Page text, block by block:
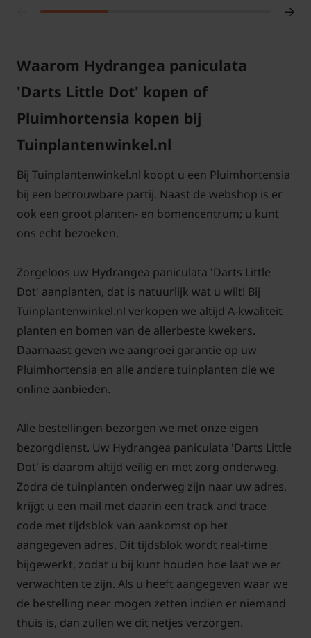
U kunt de Hortensia 'Dart's Little Dot' het beste in
halfschaduw. Deze heester is goed winterhard. In de
bloeitijd verschijnen er bij de Hydrangea paniculata
'Dart's Little Dot' witte bloemen op stevige takken.
Hoe kan ik Hydrangea paniculata
De Hydrangea paniculata 'Dart's Little Dot'
verdraagt forse snoei in het het vroege voorjaar.
Vaak is de beste tijd eind maart. De plant kunt u
dan weer uitlopen met nieuwe uitlopers waar weer
de mooie witte pluimen op gevormd gaan worden.
De Hortensia Dart's Little Dot' is een kleinblijvende
pluimhortensia.
Mag de Hortensia 'Dart's Little Dot'
in de zon staan?
Hortensia 'Dart's Little Dot'. Heel belangrijk is om
deze heester vroeg in het voorjaar tot op het oude
hout af te knippen.
Waarom Hydrangea paniculata
'Darts Little Dot' kopen of
Pluimhortensia kopen bij
Tuinplantenwinkel.nl
Bij Tuinplantenwinkel.nl koopt u een Pluimhortensia
bij een betrouwbare partij. Naast de webshop is er
ook een groot planten- en bomencentrum; u kunt
ons echt bezoeken.
Zorgeloos uw Hydrangea paniculata 'Darts Little
Dot' aanplanten, dat is natuurlijk wat u wilt! Bij
Tuinplantenwinkel.nl verkopen we altijd A-kwaliteit
planten en bomen van de allerbeste kwekers.
Daarnaast geven we aangroei garantie op uw
Pluimhortensia en alle andere tuinplanten die we
online aanbieden.
Alle bestellingen bezorgen we met onze eigen
bezorgdienst. Uw Hydrangea paniculata 'Darts Little
Dot' is daarom altijd veilig en met zorg onderweg.
Zodra de tuinplanten onderweg zijn naar uw adres,
krijgt u een mail met daarin een track and trace
code met tijdsblok van aankomst op het
aangegeven adres. Dit tijdsblok wordt real-time
bijgewerkt, zodat u bij kunt houden hoe laat we er
verwachten te zijn. Als u heeft aangegeven waar we
de bestelling neer mogen zetten indien er niemand
thuis is, dan zullen we dit netjes verzorgen.